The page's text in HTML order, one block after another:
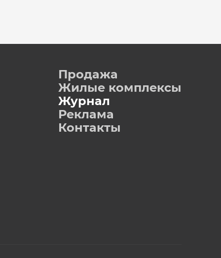
Продажа
Жилые комплексы
Журнал
Реклама
Контакты